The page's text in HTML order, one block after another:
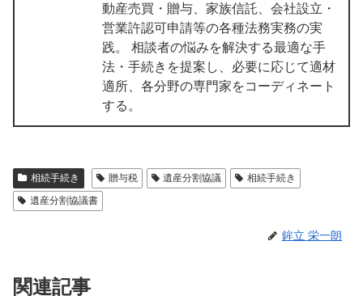
動産売買・贈与、家族信託、会社設立・
営業許認可申請等の各種法務実務の実
践。 相談者の悩みを解決する最適な手
法・手続きを提案し、必要に応じて適材
適所、各分野の専門家をコーディネート
する。
相続手続き 贈与税 遺産分割協議
相続手続き
遺産分割協議書
鉾立 栄一朗
関連記事